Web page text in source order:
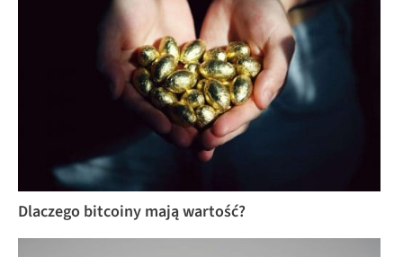
Dlaczego bitcoiny mają wartość?